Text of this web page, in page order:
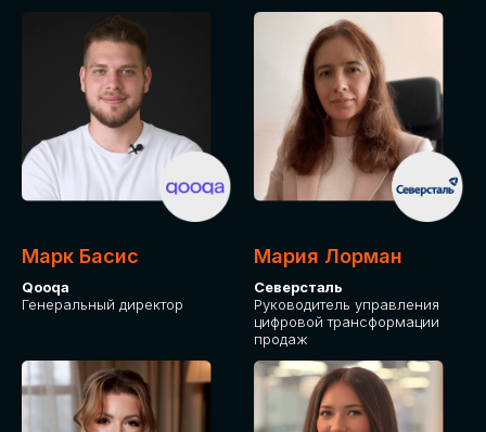
Марк Басис
Qooqa
Генеральный директор
Мария Лорман
Северсталь
Руководитель управления
цифровой трансформации
продаж
СРЕДИ ПАРТНЕРОВ
МЕРОПРИЯТИЯ